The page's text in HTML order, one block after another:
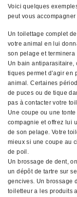
Voici quelques
peut vous accompagner
Un toilettage complet
votre animal en lui
son pelage et
Un bain antiparasitaire,
tiques permet d’agir en
animal. Certaines
de puces ou de tique
pas à contacter votre
Une coupe ou une
compagnie et offrez lui
de son pelage. Votre
mieux si une coupe au
de poil.
Un brossage de dent,
un dépôt de tartre sur
gencives. Un brossage
toiletteur a les produits